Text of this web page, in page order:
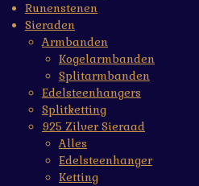
Runenstenen
Sieraden
Armbanden
Kogelarmbanden
Splitarmbanden
Edelsteenhangers
Splitketting
925 Zilver Sieraad
Alles
Edelsteenhanger
Ketting